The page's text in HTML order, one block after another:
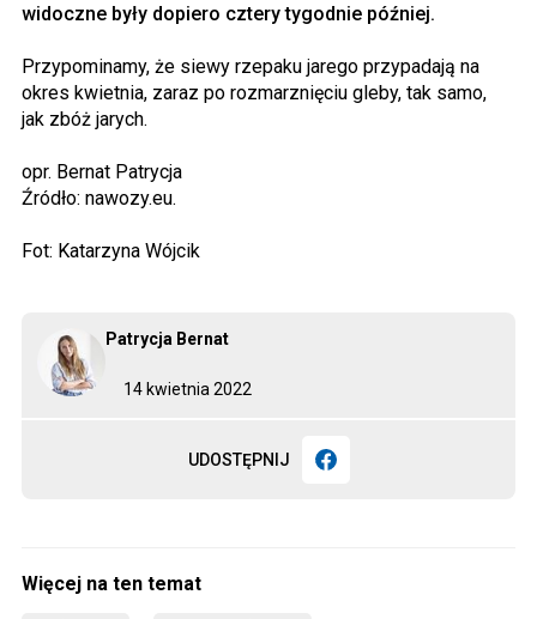
14 kwietnia 2022
Patrycja Bernat
UDOSTĘPNIJ
widoczne były dopiero cztery tygodnie później.
Przypominamy, że siewy rzepaku jarego przypadają na
okres kwietnia, zaraz po rozmarznięciu gleby, tak samo,
jak zbóż jarych.
opr. Bernat Patrycja
Źródło: nawozy.eu.
Fot: Katarzyna Wójcik